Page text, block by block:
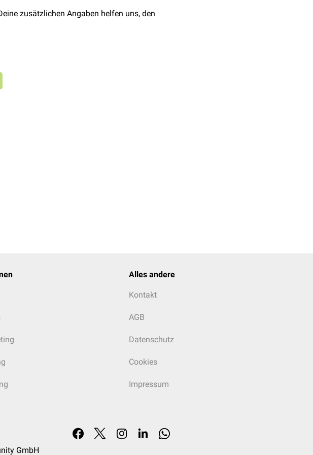
zusätzlichen Angaben helfen uns, den
Alles andere
Kontakt
AGB
Datenschutz
Cookies
Impressum
GmbH